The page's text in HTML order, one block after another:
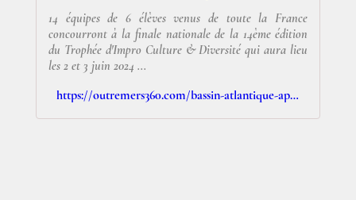
14 équipes de 6 élèves venus de toute la France
concourront à la finale nationale de la 14ème édition
du Trophée d'Impro Culture & Diversité qui aura lieu
les 2 et 3 juin 2024 ...
https://outremers360.com/bassin-atlantique-appli/la-reunion-et-la-martinique-presentes-parmi-les-14-equipes-en-lice-pour-la-finale-nationale-de-la-14eme-edition-du-trophee-dimpro-culture-diversite